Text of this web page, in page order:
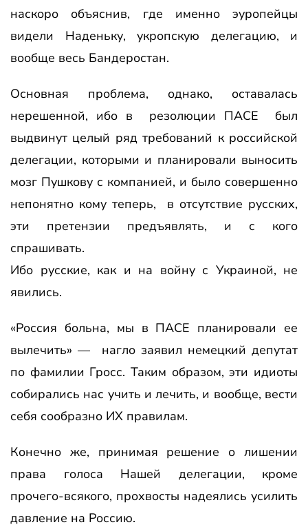
наскоро объяснив, где именно эуропейцы
видели Наденьку, укропскую делегацию, и
вообще весь Бандеростан.
Основная проблема, однако, оставалась
нерешенной, ибо в резолюции ПАСЕ был
выдвинут целый ряд требований к российской
делегации, которыми и планировали выносить
мозг Пушкову с компанией, и было совершенно
непонятно кому теперь, в отсутствие русских,
эти претензии предъявлять, и с кого
спрашивать.
Ибо русские, как и на войну с Украиной, не
явились.
«Россия больна, мы в ПАСЕ планировали ее
вылечить» — нагло заявил немецкий депутат
по фамилии Гросс. Таким образом, эти идиоты
собирались нас учить и лечить, и вообще, вести
себя сообразно ИХ правилам.
Конечно же, принимая решение о лишении
права голоса Нашей делегации, кроме
прочего-всякого, прохвосты надеялись усилить
давление на Россию.